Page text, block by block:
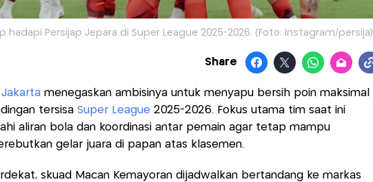
hadapi Persijap Jepara di Super League 2025-2026. (Foto: Instagram/persija)
Share
Jakartamenegaskan ambisinya untuk menyapu bersih poin maksimal
tersisa Super League 2025-2026. Fokus utama tim saat ini
aliran bola dan koordinasi antar pemain agar tetap mampu
gelar juara di papan atas klasemen.
skuad Macan Kemayoran dijadwalkan bertandang ke markas